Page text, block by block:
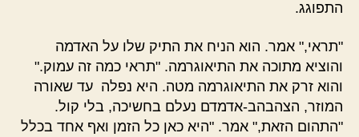
התפוגג.
"תראי," אמר. הוא הניח את התיק שלו על האדמה
והוציא מתוכה את התיאוגרמה. "תראי כמה זה עמוק."
והוא זרק את התיאוגרמה מטה. היא נפלה עד שאורה
המוזר, הצהבהב-אדמדם נעלם בחשיכה, בלי קול.
"התהום הזאת," אמר. "היא כאן כל הזמן ואף אחד בכלל